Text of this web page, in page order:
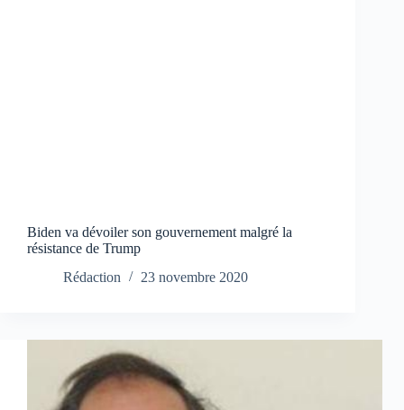
Biden va dévoiler son gouvernement malgré la
résistance de Trump
Rédaction
23 novembre 2020